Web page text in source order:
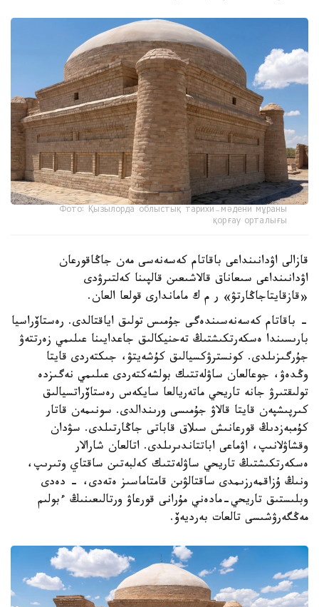
Фото: Қызылорда облыстық тарихи-мәдени мұраны
қорғау орталығы
قازالى اۋدانىنداعى باقاتام كەسەنەسى مەن جاڭاقورعان
اۋدانىنداعى سىعاناق قالاشىعىن قالپىنا كەلتىرۋدى
«قازقايتاجاڭارتۋ» ر م ك ماماندارى قولعا العان.
- باقاتام كەسەنەسىندەگى جۇمىس تولىق اياقتالدى. رەستاۆراسيا
بارىسىندا ەسكەرتكىشتىڭ تەحنيكالىق جاعدايىنا عىلىمي زەرتتەۋ
جۇرگىزىلدى. كونسترۋكسيالىق كۇشەيتۋ، جىكتەردى قايتا
وڭدەۋ، جوعالعان ساۋلەتتىك بولشەكتەردى عىلىمي نەگىزدە
تولىقتىرۋ جانە تاريحي ماتەريالعا سايكەس رەستاۆراتسيالىق
كىرپىشپەن قايتا قالاۋ جۇمىسى ورىندالدى. سونىمەن قاتار
كۇمبەزدىڭ قورعانىش سىلاق قاباتى جاڭارتىلدى. سۋدان
وقشاۋلانىپ، اۋماعى اباتتاندىرىلدى. اتالعان شارالار
ەسكەرتكىشتىڭ تاريحي ساۋلەتتىك كەلبەتىن ساقتاي وتىرىپ،
ونىڭ ۇزاقمەرزىمدى ساقتالۋىن قامتاماسىز ەتەدى، - دەدى
وبلىستىق تاريحي-مادەني مۇرانى قورعاۋ ورتالىعىنىڭ ءبولىم
مەڭگەرۋشىسى تالعات بەرديەۆ.